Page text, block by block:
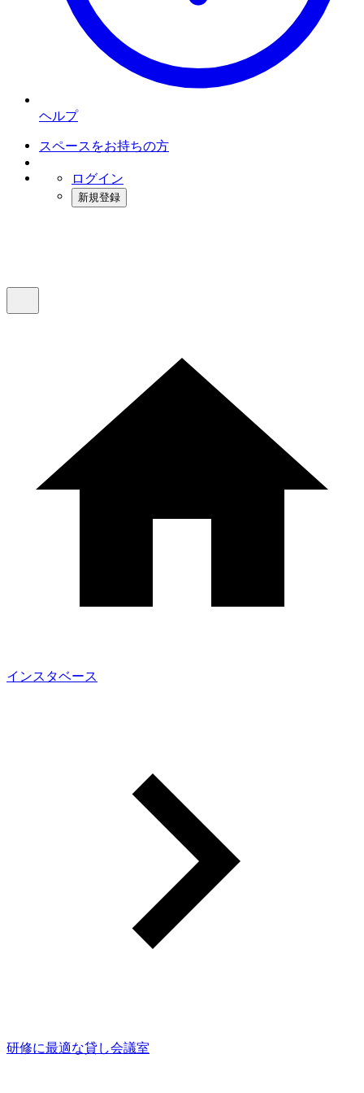
ヘルプ
スペースをお持ちの方
ログイン
新規登録
インスタベース
研修に最適な貸し会議室